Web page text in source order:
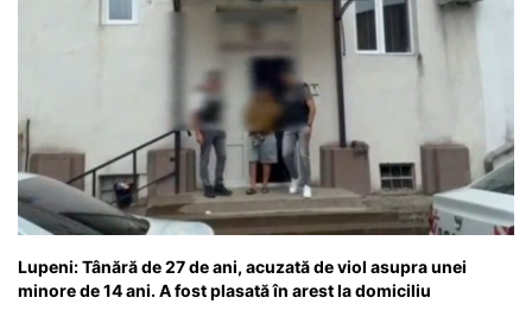
Lupeni: Tânără de 27 de ani, acuzată de viol asupra unei
minore de 14 ani. A fost plasată în arest la domiciliu